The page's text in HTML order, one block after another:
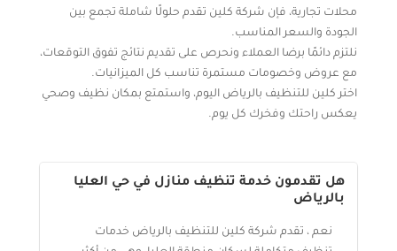
محلات تجارية، فإن شركة كلين تقدم حلولًا شاملة تجمع بين
الجودة والسعر المناسب.
نلتزم دائمًا برضا العملاء ونحرص على تقديم نتائج تفوق التوقعات،
مع عروض وخصومات مستمرة تناسب كل الميزانيات.
اختر كلين للتنظيف بالرياض اليوم، واستمتع بمكان نظيف وصحي
يعكس راحتك وفخرك كل يوم.
هل تقدمون خدمة تنظيف منازل في حي العليا
بالرياض
نعم ، تقدم شركة كلين للتنظيف بالرياض خدمات